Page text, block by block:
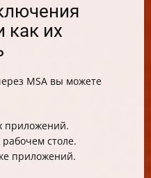
как их
MSA вы можете
приложений.
столе.
приложений.